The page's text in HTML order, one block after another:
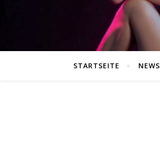
STARTSEITE NEWS